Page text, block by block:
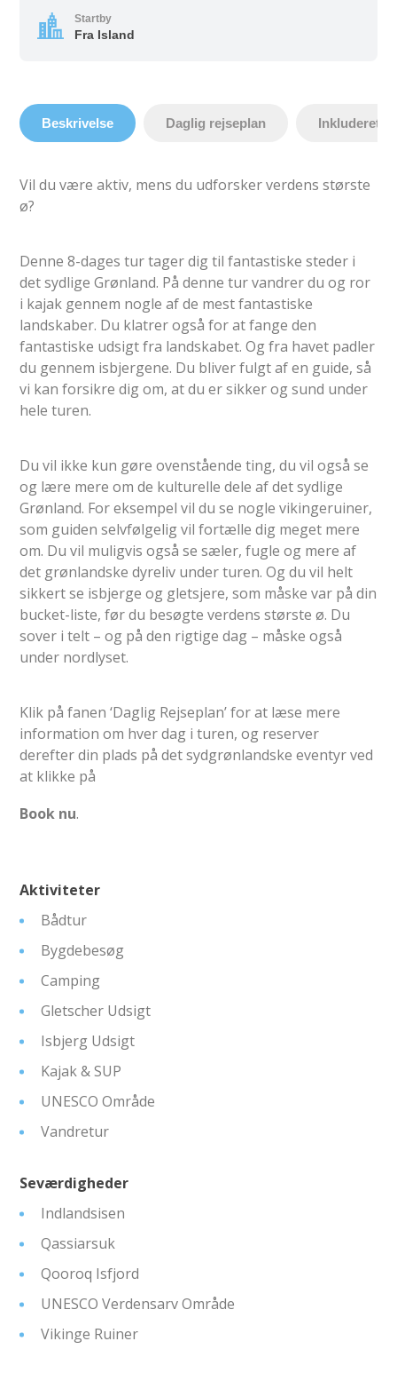
Startby
Fra Island
Beskrivelse Daglig rejseplan Inkluderet
Vil du være aktiv, mens du udforsker verdens største
ø?
Denne 8-dages tur tager dig til fantastiske steder i
det sydlige Grønland. På denne tur vandrer du og ror
i kajak gennem nogle af de mest fantastiske
landskaber. Du klatrer også for at fange den
fantastiske udsigt fra landskabet. Og fra havet padler
du gennem isbjergene. Du bliver fulgt af en guide, så
vi kan forsikre dig om, at du er sikker og sund under
hele turen.
Du vil ikke kun gøre ovenstående ting, du vil også se
og lære mere om de kulturelle dele af det sydlige
Grønland. For eksempel vil du se nogle vikingeruiner,
som guiden selvfølgelig vil fortælle dig meget mere
om. Du vil muligvis også se sæler, fugle og mere af
det grønlandske dyreliv under turen. Og du vil helt
sikkert se isbjerge og gletsjere, som måske var på din
bucket-liste, før du besøgte verdens største ø. Du
sover i telt – og på den rigtige dag – måske også
under nordlyset.
Klik på fanen ‘Daglig Rejseplan’ for at læse mere
information om hver dag i turen, og reserver
derefter din plads på det sydgrønlandske eventyr ved
at klikke på
Book nu.
Aktiviteter
Bådtur
Bygdebesøg
Camping
Gletscher Udsigt
Isbjerg Udsigt
Kajak & SUP
UNESCO Område
Vandretur
Seværdigheder
Indlandsisen
Qassiarsuk
Qooroq Isfjord
UNESCO Verdensarv Område
Vikinge Ruiner